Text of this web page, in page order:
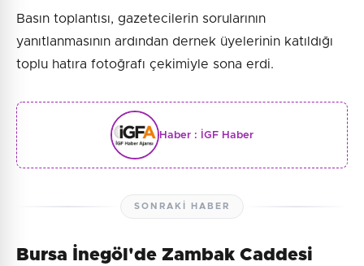
Basın toplantısı, gazetecilerin sorularının
yanıtlanmasının ardından dernek üyelerinin katıldığı
toplu hatıra fotoğrafı çekimiyle sona erdi.
Haber : İGF Haber
SONRAKI HABER
Bursa İnegöl'de Zambak Caddesi